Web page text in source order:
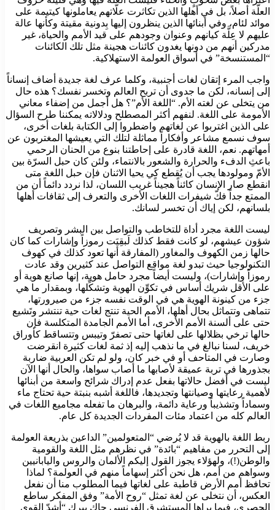
العلّة أصلاً، بل في أهلها الذين تكاثرت علّاتهم يعاملونها كيتيمة على
موائد لئام، وفي أبنائها الذين ينظرون إليها بِدونية مقيتة وكأنها عالة
عليهم لا عِلَّة كيانهم وعنوان وجودهم على قيد الأمم والحياة، غير
مدركين أنهم من دونها يغدون كائنات هجينة مثل تلك الكائنات
“المستنسخة” في أسواق العولمة الاستهلاكية.
واجب المرء إتقان لغات أجنبية، وكلما عرف لغة جديدة أضاف إنساناً
إلى إنسانه، لكن ما جدوى أن تربح العالم وتخسر نفسك؟ هذه حال
من يتخلى عن لغته الأم. “اللغة الأم”؟ هل أجمل من إضفاء معاني
الأمومة على اللغة. لنفهم أكثر المصطلح ودلالاته يمكننا طرح السؤال
على الذين اغتربوا عن لغاتهم واضطروا إلى الكتابة بلغات أخرى،
سوف نسمع مشاعر وأفكاراً مماثلة لتلك التي يعيشها المغتربون عن
أمهاتهم. نعم، اللغة قادرة على إحاطتنا بنوع من الحنان الرحمي
باعثِ الدفء والحرارة والشعور بالانتماء، ولئن كان حبل السرّة بين
الأمّ ومولودها يجب أن يُقطع كي يحيا الاثنان فإن حبل اللغة متى
انقطع صار الإنسان كائناً هجيناً غريب اللسان، لذا نردد دائماً أن من
الممتع جداً فكّ شيفرات اللغات الأخرى والتعرف إلى ثقافات أهلها
بلسانهم، لكن إياك أن تخسر لسانك.
ليست اللغة مجرد أداة للتخاطب والتواصل بين البشر وتصريف
شؤون عيشهم، لو كانت فقط كذلك لَبقِيَت رموزاً وإشارات كما كان
حالها زمن الكهوف والمغاور (المفارقة أنها تعود كذلك في كهوف
التكنولوجيا حيث تبدو لغة مواقع التواصل عند كثيرين وقد عادت
رموزاً وإشارات)، وليست أيضاً مجرد حامل هوية، إنها صانع هوية أو
على الأقل شريك أساس في تكوِّن الهوية وتشكِّلها، وبمقدار ما هي
جزء من كينونة الهوية هي في الوقت نفسه جزء من صيرورتها،
تتماهى وتتماثل بحال أهلها، الأمم الحية تنتج لغات حية تنتشر وتَشيع
حتى على ألسنة الأمم الأخرى، أما الأمم الجامدة المتكلسة فإن
حالها ترخي بظلالها على لغاتها حتى تصفرّ وتيبس وتتساقط كأوراق
خريف، لسنا نبالغ في ما نذهب إليه إذ ثمة لغات كثيرة انقرضت
وصارت في المتاحف أو في خبر كان، ولو لم تكن العربية ضاربة
بجذورها في تربة عميقة لأصابها ما أصاب سواها، والحال أنها الآن
ليست في أفضل حالاتها بفعل عدم إدراك شرائح واسعة من أبنائها
لأهمية رعايتها وصيانتها وتجديدها، فاللغة أشبه بنبتة حية تحتاج ماء
وسماداً وتشذيباً ورعاية دائمة، والبرهان ما تفعله مجاميع اللغات في
العالم كله من اعتماد مئات المفردات الجديدة كل عام.
ربط اللغة بالهوية قد لا يُرضي “المتعولمين” الداعين بذريعة العولمة
إلى التحرر من مفاهيم “بائدة” في نظرهم مثل اللغة والقومية
والوطن(!)، ولهؤلاء يجوز القول إليكم الألمان والروس واليابانيين
وسواهم من أمم، هل نحن أكثر إسهاماً منهم في العولمة؟ لماذا
تحافظ أمم الأرض قاطبة على لغاتها فيما المطلوب منا أن نفعل
العكس، أن نتخلى عن لغة تمثل “روح الأمة” وفق المفكر ساطع
الحصري، فيما يراها المستشرق الفرنسي جاك بيرك “أشدّ القوى